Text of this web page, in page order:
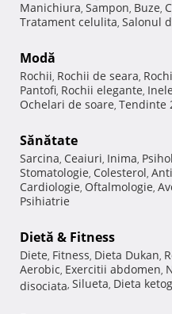
Manichiura, Sampon, Buze,
Tratament celulita, Salonul
Modă
Rochii, Rochii de seara,
Pantofi, Rochii elegante,
Ochelari de soare, Tendinte
Sănătate
Sarcina, Ceaiuri, Inima,
Stomatologie, Colesterol,
Cardiologie, Oftalmologie,
Psihiatrie
Dietă & Fitness
Diete, Fitness, Dieta Dukan,
Aerobic, Exercitii abdomen,
disociata, Silueta, Dieta